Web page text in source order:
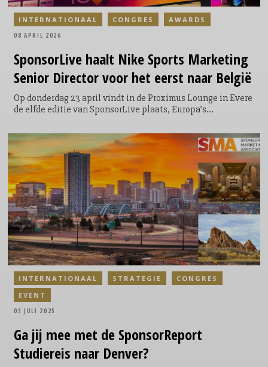
SponsorLive haalt Nike Sports Marketing
Senior Director voor het eerst naar België
Op donderdag 23 april vindt in de Proximus Lounge in Evere
de elfde editie van SponsorLive plaats, Europa’s
Een primeur voor België en SponsorLive is de komst van
Liselotte Bierhoff, Sports Marketing Senior Director van
Nike. Ook keynotes en rondetafels over AI, benchmarking in
België en digital content creators in de sport staan op het
programma, net als de uitreiking van de Belgian
Sponsorship Awards.
INTERNATIONAAL CONGRES AWARDS
08 APRIL 2026
Ga jij mee met de SponsorReport
Studiereis naar Denver?
INTERNATIONAAL STRATEGIE
CONGRES
EVENT
03 JULI 2025